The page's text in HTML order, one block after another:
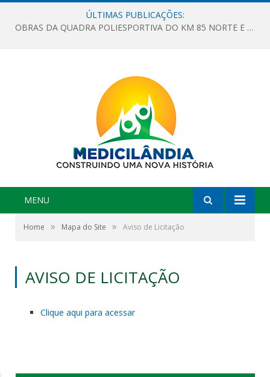
ÚLTIMAS PUBLICAÇÕES:
OBRAS DA QUADRA POLIESPORTIVA DO KM 85 NORTE E DA ESCOLA GASPAR VIANA AVANÇAM
MENU
Home » Mapa do Site » Aviso de Licitação
AVISO DE LICITAÇÃO
Clique aqui para acessar